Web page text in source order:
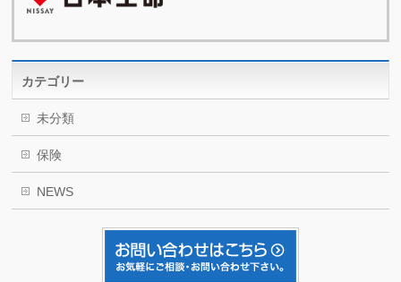
カテゴリー
未分類
保険
NEWS